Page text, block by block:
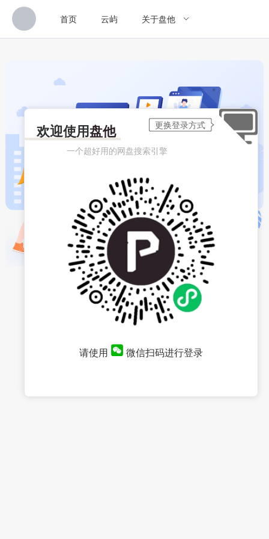
首页 云屿 关于盘他
欢迎使用盘他
一个超好用的网盘搜索引擎
请使用 微信扫码进行登录